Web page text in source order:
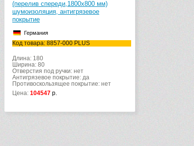
(перелив спереди,1800х800 мм)
шумоизоляция, антигрязевое
покрытие
Германия
Код товара: 8857-000 PLUS
Длина: 180
Ширина: 80
Отверстия под ручки: нет
Антигрязевое покрытие: да
Противоскользящее покрытие: нет
Цена: 104547 р.